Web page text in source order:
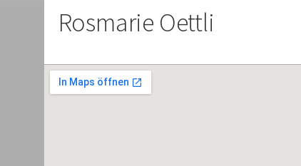
Rosmarie Oettli